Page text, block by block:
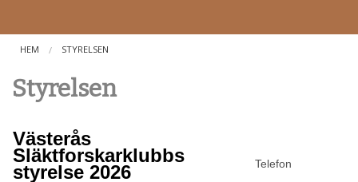
HEM STYRELSEN
Styrelsen
Västerås
Släktforskarklubbs
styrelse 2026 Telefon